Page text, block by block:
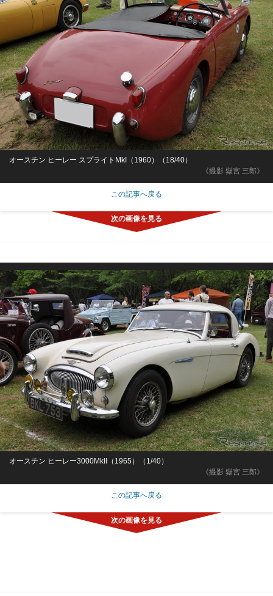
《撮影 嶽宮 三郎》
オースチン ヒーレー スプライトMkI（1960）（18/40）
この記事へ戻る
《撮影 嶽宮 三郎》
オースチン ヒーレー3000MkII（1965）（1/40）
この記事へ戻る